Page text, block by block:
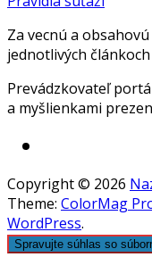
Za vecnú a
jednotlivých
Prevádzkovateľ
a myšlienkami
Copyright © 2026
Theme: ColorMag
WordPress.
Spravujte súhlas so